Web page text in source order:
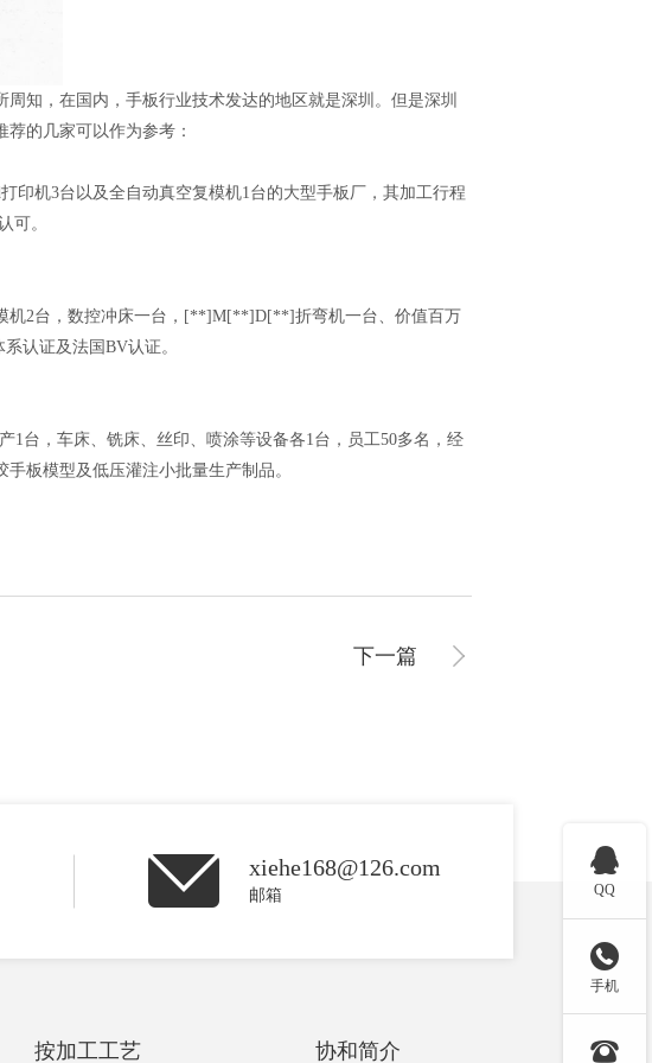
知，在国内，手板行业技术发达的地区就是深圳。但是深圳
的几家可以作为参考：
机3台以及全自动真空复模机1台的大型手板厂，其加工行程
可。
机2台，数控冲床一台，[**]M[**]D[**]折弯机一台、价值百万
认证及法国BV认证。
台，车床、铣床、丝印、喷涂等设备各1台，员工50多名，经
板模型及低压灌注小批量生产制品。
下一篇
xiehe168@126.com
邮箱
按加工工艺 协和简介

QQ

手机
